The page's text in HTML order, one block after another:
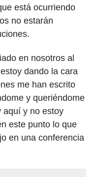
está ocurriendo
no estarán
en nosotros al
dando la cara
me han escrito
y queriéndome
aquí y no estoy
este punto lo que
en una conferencia